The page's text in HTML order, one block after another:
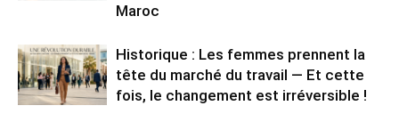
Maroc
Historique : Les femmes prennent la
tête du marché du travail — Et cette
fois, le changement est irréversible !